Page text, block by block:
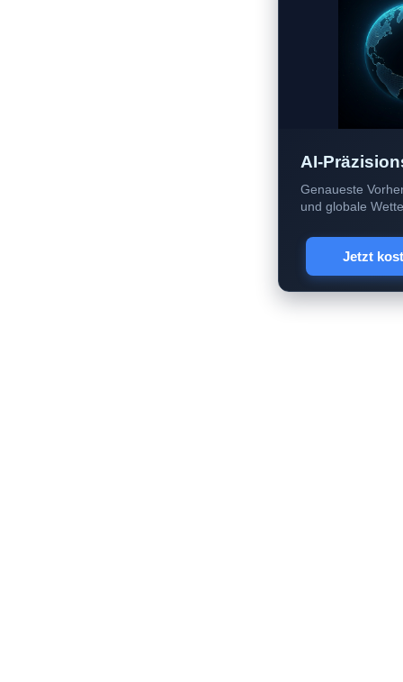
AI-
Genaueste
und globale
Jetzt